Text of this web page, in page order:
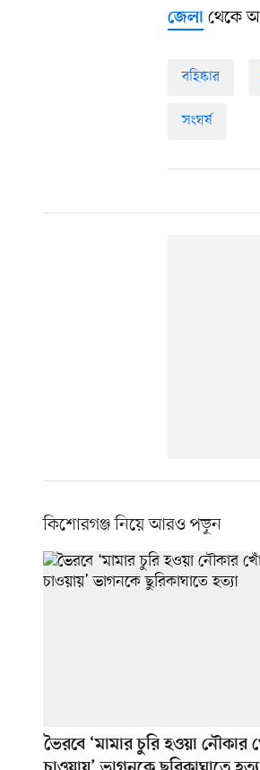
জেলা থেকে
বহিষ্কার
সংঘর্ষ
কিশোরগঞ্জ নিয়ে আরও পড়ুন
ভৈরবে ‘মামার চুরি হওয়া নৌকার